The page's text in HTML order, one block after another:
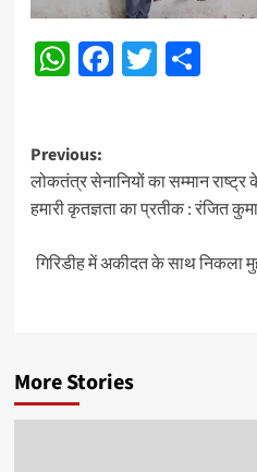
WhatsApp
Facebook
Twitter
Post
navigation
Previous:
लोकतंत्र सेनानियों का सम्मान
हमारी कृतज्ञता का प्रतीक : रंजित
गिरिडीह में अकीदत के साथ निकला
More Stories